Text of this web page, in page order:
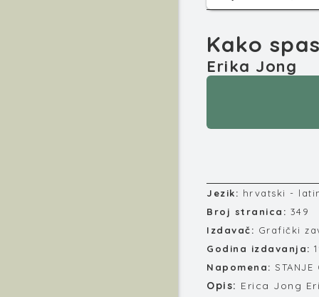
Kako
Erika Jong
Jezik: hrvatski -
Broj stranica: 349
Izdavač: Grafički
Godina izdavanja:
Napomena: STANJE
Opis: Erica Jong